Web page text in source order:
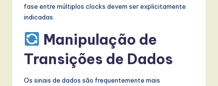
fase entre múltiplos clocks devem ser explicitamente
indicadas.
Manipulação de
Transições de Dados
Os sinais de dados são frequentemente mais